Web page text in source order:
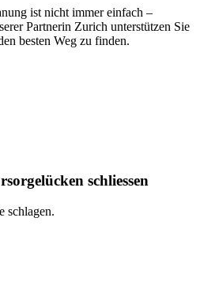
ist nicht immer einfach –
Partnerin Zurich unterstützen Sie
besten Weg zu finden.
schliessen
schlagen.